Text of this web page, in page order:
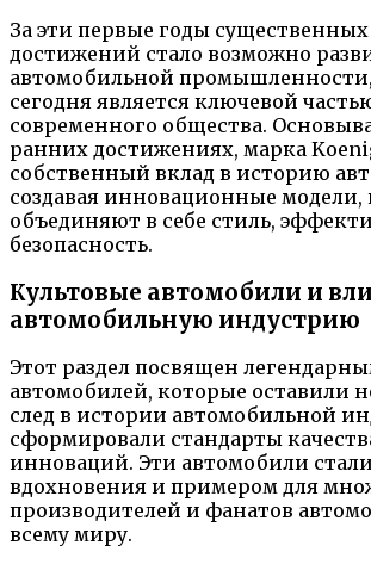
За эти первые годы
достижений стало возможно
автомобильной
сегодня является ключевой
современного общества.
ранних достижениях, марка
собственный вклад в историю
создавая инновационные модели,
объединяют в себе стиль,
безопасность.
Культовые автомобили и
автомобильную индустрию
Этот раздел посвящен
автомобилей, которые оставили
след в истории автомобильной
сформировали стандарты
инноваций. Эти автомобили
вдохновения и примером для
производителей и фанатов
всему миру.